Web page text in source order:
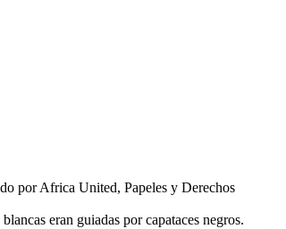
por Africa United, Papeles y Derechos
eran guiadas por capataces negros.